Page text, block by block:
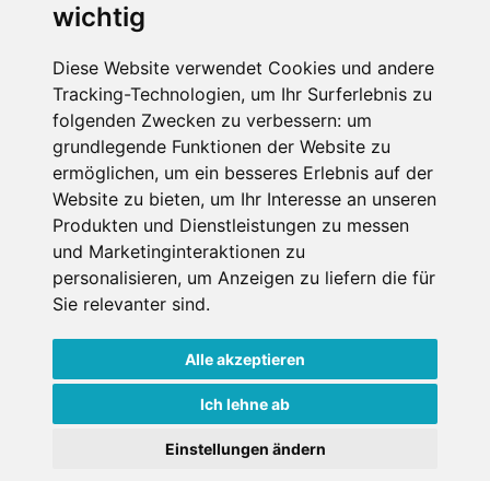
wichtig
Diese Website verwendet Cookies und andere
Tracking-Technologien, um Ihr Surferlebnis zu
folgenden Zwecken zu verbessern: um
grundlegende Funktionen der Website zu
ermöglichen, um ein besseres Erlebnis auf der
Website zu bieten, um Ihr Interesse an unseren
Produkten und Dienstleistungen zu messen
und Marketinginteraktionen zu
personalisieren, um Anzeigen zu liefern die für
Sie relevanter sind.
Alle akzeptieren
Ich lehne ab
Einstellungen ändern
Die Schneehoehen Ski APP für iOS und Android - Ein
Impressum
Datenschutz
Nutzungsbedingungen
Copyright ©2026 Schneemenschen GmbH